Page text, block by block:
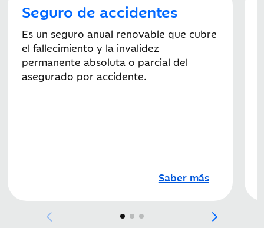
Servicios de
intérprete en
caso de urgencia
Incluido
Transmisión de
Incluido
fallecimiento de
familiar
Incluido
Seguro de accidentes
Es un seguro anual renovable que cubre
el fallecimiento y la invalidez
permanente absoluta o parcial del
asegurado por accidente.
Saber más